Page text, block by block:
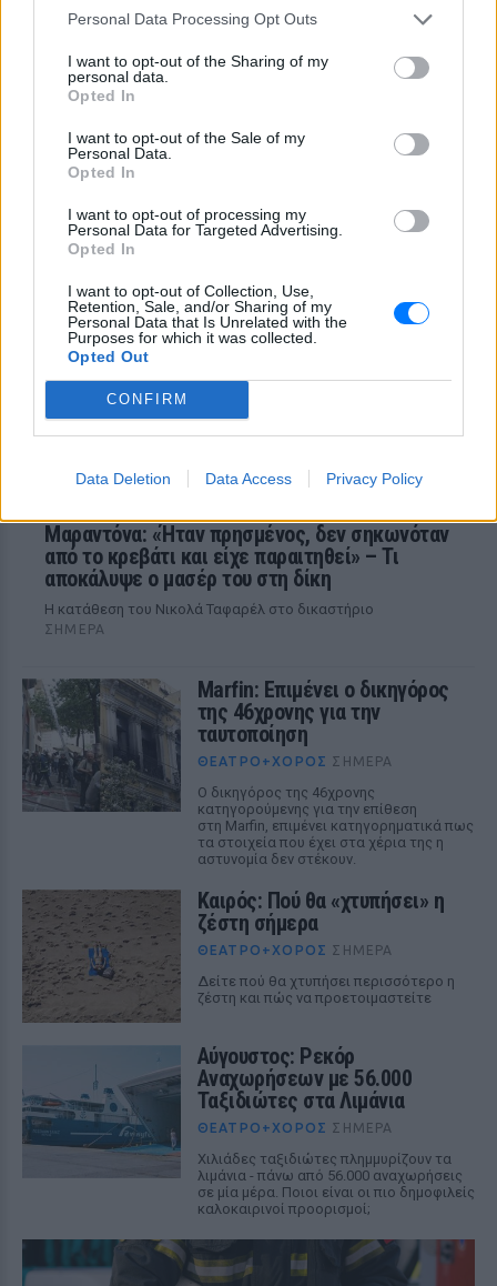
Personal Data Processing Opt Outs
I want to opt-out of the Sharing of my
personal data.
Opted In
I want to opt-out of the Sale of my
Personal Data.
Opted In
I want to opt-out of processing my
Personal Data for Targeted Advertising.
Opted In
I want to opt-out of Collection, Use,
Retention, Sale, and/or Sharing of my
Personal Data that Is Unrelated with the
Purposes for which it was collected.
Opted Out
CONFIRM
Data Deletion Data Access Privacy Policy
έκαναν «κλαμπ» βανάκι transfer
πάρτι
ήταν σε κλαμπ
Η απάντηση της Ιταλίας στην
Ισπανία
Αμετάπειστη παραμένει η ιταλική
κυβέρνηση
ΘΈΑΤΡΟ+ΧΟΡΌΣ
Μαραντόνα: «Ήταν πρησμένος, δεν σηκωνόταν
από το κρεβάτι και είχε παραιτηθεί» – Τι
αποκάλυψε ο μασέρ του στη δίκη
Η κατάθεση του Νικολά Ταφαρέλ στο δικαστήριο
ΣΉΜΕΡΑ
Marfin: Επιμένει ο δικηγόρος
της 46χρονης για την
ταυτοποίηση
ΘΈΑΤΡΟ+ΧΟΡΌΣ ΣΉΜΕΡΑ
Ο δικηγόρος της 46χρονης
κατηγορούμενης για την επίθεση
στη Marfin, επιμένει κατηγορηματικά πως
τα στοιχεία που έχει στα χέρια της η
αστυνομία δεν στέκουν.
Καιρός: Πού θα «χτυπήσει» η
ζέστη σήμερα
ΘΈΑΤΡΟ+ΧΟΡΌΣ ΣΉΜΕΡΑ
Δείτε πού θα χτυπήσει περισσότερο η
ζέστη και πώς να προετοιμαστείτε
Αύγουστος: Ρεκόρ
Αναχωρήσεων με 56.000
Ταξιδιώτες στα Λιμάνια
ΘΈΑΤΡΟ+ΧΟΡΌΣ ΣΉΜΕΡΑ
Χιλιάδες ταξιδιώτες πλημμυρίζουν τα
λιμάνια - πάνω από 56.000 αναχωρήσεις
σε μία μέρα. Ποιοι είναι οι πιο δημοφιλείς
καλοκαιρινοί προορισμοί;